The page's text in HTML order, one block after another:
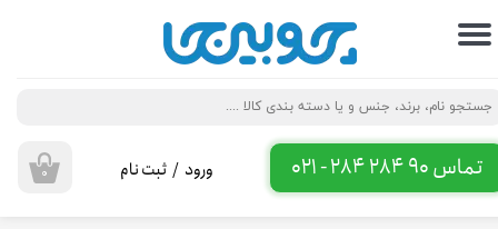
تماس 90 284 284 - 021 ۰ ورود / ثبت نام
حساب کاربری من
تغییر گذر واژه
سفارشات
خروج از حساب کاربری